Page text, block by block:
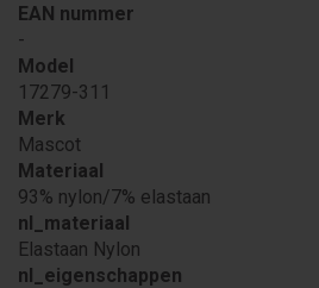
EAN nummer
-
Model
17279-311
Merk
Mascot
Materiaal
93% nylon/7% elastaan
nl_materiaal
Elastaan Nylon
nl_eigenschappen